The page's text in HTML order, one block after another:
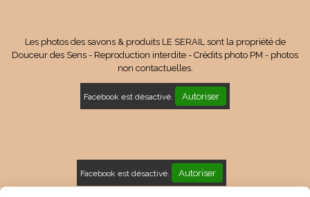
Les photos des savons & produits LE SERAIL sont la propriété de
Douceur des Sens - Reproduction interdite - Crédits photo PM - photos
non contactuelles.
Facebook est désactivé. Autoriser
Facebook est désactivé. Autoriser